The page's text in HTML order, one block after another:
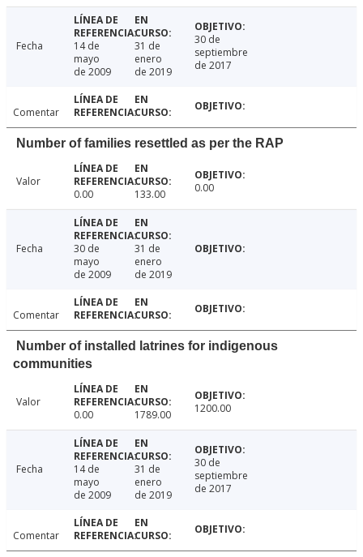
Fecha
14 de
mayo
de 2009
31 de
enero
de 2019
30 de
septiembre
de 2017
Comentar
Number of families resettled as per the RAP
Valor
0.00
133.00 0.00
Fecha
30 de
mayo
de 2009
31 de
enero
de 2019
Comentar
Number of installed latrines for indigenous
communities
Valor
0.00
1789.00 1200.00
Fecha
14 de
mayo
de 2009
31 de
enero
de 2019
30 de
septiembre
de 2017
Comentar